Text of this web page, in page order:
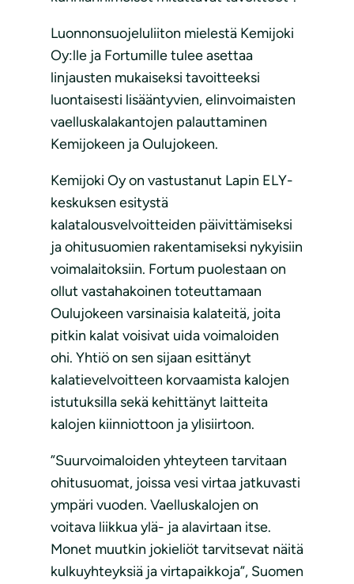
Luonnonsuojeluliiton mielestä Kemijoki
Oy:lle ja Fortumille tulee asettaa
linjausten mukaiseksi tavoitteeksi
luontaisesti lisääntyvien, elinvoimaisten
vaelluskalakantojen palauttaminen
Kemijokeen ja Oulujokeen.
Kemijoki Oy on vastustanut Lapin ELY-
keskuksen esitystä
kalatalousvelvoitteiden päivittämiseksi
ja ohitusuomien rakentamiseksi nykyisiin
voimalaitoksiin. Fortum puolestaan on
ollut vastahakoinen toteuttamaan
Oulujokeen varsinaisia kalateitä, joita
pitkin kalat voisivat uida voimaloiden
ohi. Yhtiö on sen sijaan esittänyt
kalatievelvoitteen korvaamista kalojen
istutuksilla sekä kehittänyt laitteita
kalojen kiinniottoon ja ylisiirtoon.
”Suurvoimaloiden yhteyteen tarvitaan
ohitusuomat, joissa vesi virtaa jatkuvasti
ympäri vuoden. Vaelluskalojen on
voitava liikkua ylä- ja alavirtaan itse.
Monet muutkin jokieliöt tarvitsevat näitä
kulkuyhteyksiä ja virtapaikkoja”, Suomen